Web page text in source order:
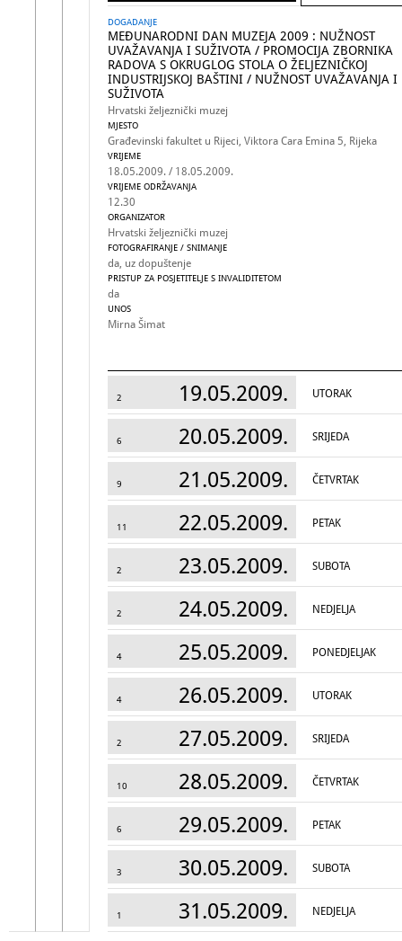
DOGADANJE
MEĐUNARODNI DAN MUZEJA 2009 : NUŽNOST
UVAŽAVANJA I SUŽIVOTA / PROMOCIJA ZBORNIKA
RADOVA S OKRUGLOG STOLA O ŽELJEZNIČKOJ
INDUSTRIJSKOJ BAŠTINI / NUŽNOST UVAŽAVANJA I
SUŽIVOTA
Hrvatski željeznički muzej
MJESTO
Građevinski fakultet u Rijeci, Viktora Cara Emina 5, Rijeka
VRIJEME
18.05.2009. / 18.05.2009.
VRIJEME ODRŽAVANJA
12.30
ORGANIZATOR
Hrvatski željeznički muzej
FOTOGRAFIRANJE / SNIMANJE
da, uz dopuštenje
PRISTUP ZA POSJETITELJE S INVALIDITETOM
da
UNOS
Mirna Šimat
2 19.05.2009. UTORAK
6 20.05.2009. SRIJEDA
9 21.05.2009. ČETVRTAK
11 22.05.2009. PETAK
2 23.05.2009. SUBOTA
2 24.05.2009. NEDJELJA
4 25.05.2009. PONEDJELJAK
4 26.05.2009. UTORAK
2 27.05.2009. SRIJEDA
10 28.05.2009. ČETVRTAK
6 29.05.2009. PETAK
3 30.05.2009. SUBOTA
1 31.05.2009. NEDJELJA